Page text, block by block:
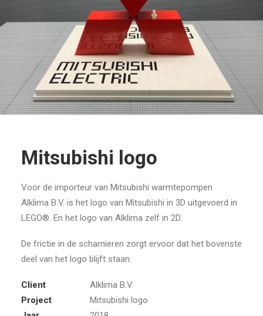
Mitsubishi logo
Voor de importeur van Mitsubishi warmtepompen
Alklima B.V. is het logo van Mitsubishi in 3D uitgevoerd in
LEGO®. En het logo van Alklima zelf in 2D.
De frictie in de scharnieren zorgt ervoor dat het bovenste
deel van het logo blijft staan.
Client
Alklima B.V.
Project
Mitsubishi logo